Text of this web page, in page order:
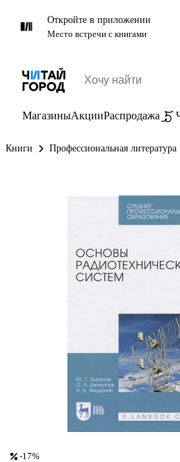
Откройте в приложении
Место встречи с книгами
МагазиныАкцииРаспродажа
Книги Профессиональная литература
-17%